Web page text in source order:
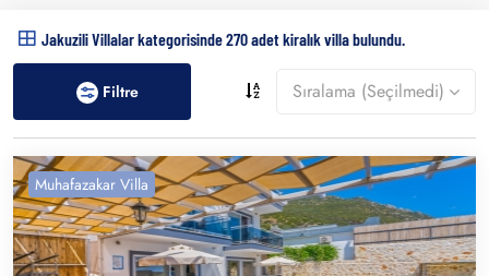
Jakuzili Villalar kategorisinde 270 adet kiralık villa bulundu.
Filtre Sıralama (Seçilmedi)
Muhafazakar Villa